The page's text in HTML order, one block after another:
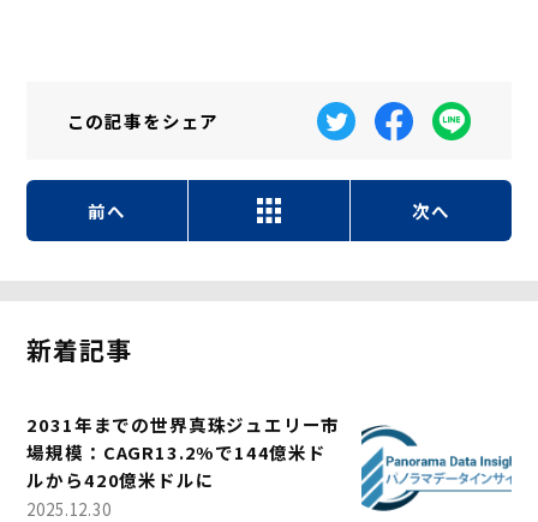
この記事をシェア
前へ 次へ
新着記事
2031年までの世界真珠ジュエリー市
場規模：CAGR13.2%で144億米ド
ルから420億米ドルに
2025.12.30